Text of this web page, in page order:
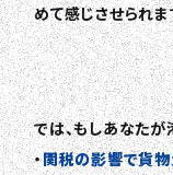
めて感じさせられま
では、もしあなた
・関税の影響で貨物